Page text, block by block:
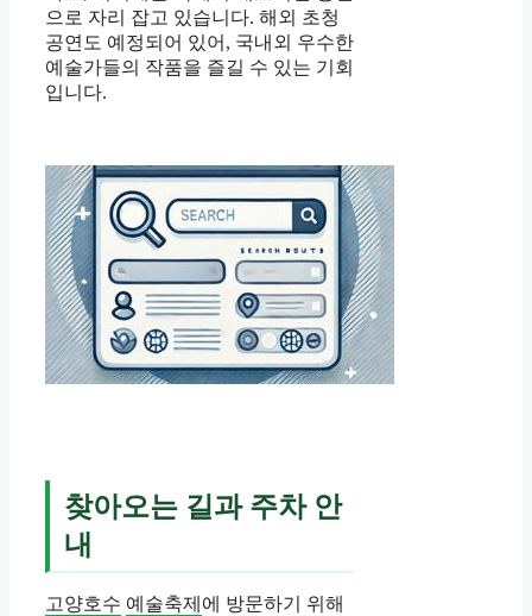
으로 자리 잡고 있습니다. 해외 초청
공연도 예정되어 있어, 국내외 우수한
예술가들의 작품을 즐길 수 있는 기회
입니다.
찾아오는 길과 주차 안
내
고양호수 예술축제 에 방문하기 위해